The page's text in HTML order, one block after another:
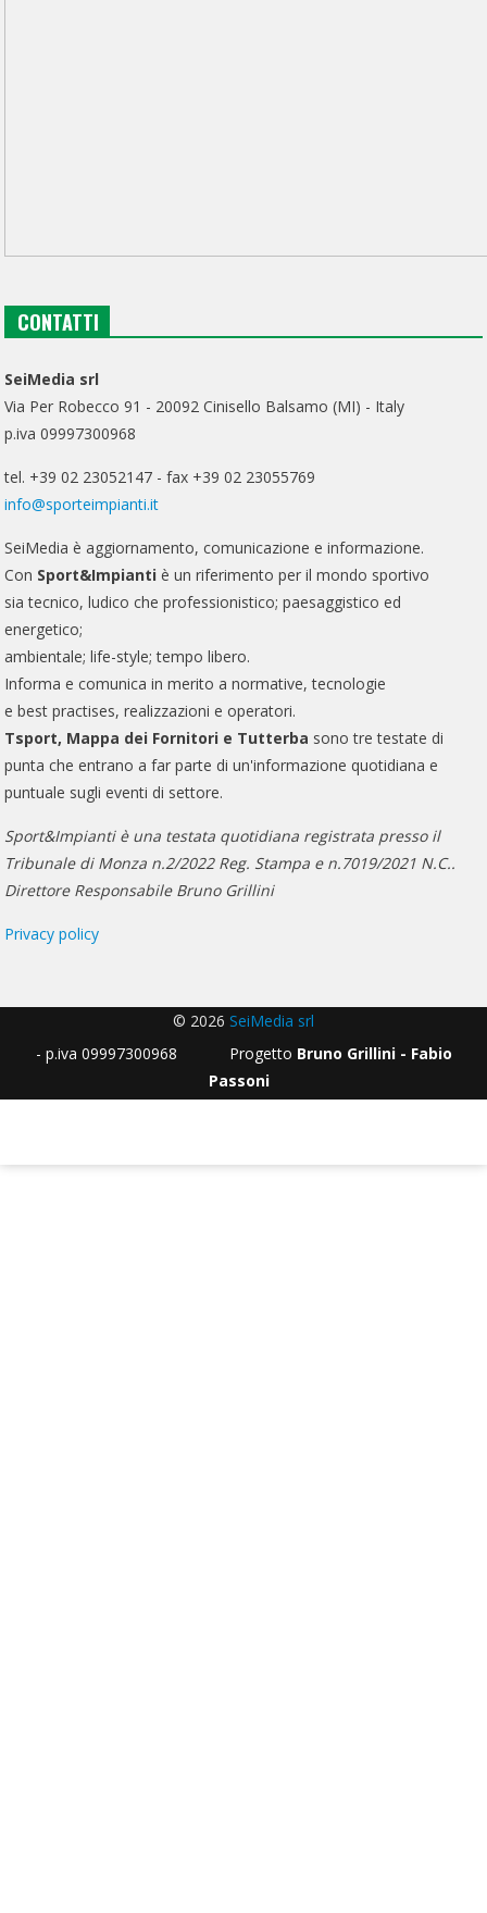
CONTATTI
SeiMedia srl
Via Per Robecco 91 - 20092 Cinisello Balsamo (MI) - Italy
p.iva 09997300968
tel. +39 02 23052147 - fax +39 02 23055769
info@sporteimpianti.it
SeiMedia è aggiornamento, comunicazione e informazione.
Con Sport&Impianti è un riferimento per il mondo sportivo
sia tecnico, ludico che professionistico; paesaggistico ed
energetico;
ambientale; life-style; tempo libero.
Informa e comunica in merito a normative, tecnologie
e best practises, realizzazioni e operatori.
Tsport, Mappa dei Fornitori e Tutterba sono tre testate di
punta che entrano a far parte di un'informazione quotidiana e
puntuale sugli eventi di settore.
Sport&Impianti è una testata quotidiana registrata presso il
Tribunale di Monza n.2/2022 Reg. Stampa e n.7019/2021 N.C..
Direttore Responsabile Bruno Grillini
Privacy policy
© 2026 SeiMedia srl
- p.iva 09997300968 Progetto Bruno Grillini - Fabio
Passoni